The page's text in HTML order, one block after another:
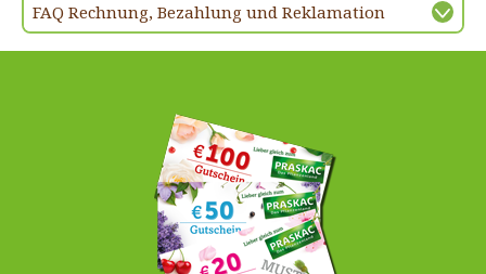
FAQ Rechnung, Bezahlung und Reklamation